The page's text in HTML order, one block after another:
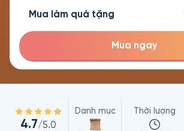
Mua làm quà tặng
Mua ngay
4.7/5.0
Danh mục Thời lượng